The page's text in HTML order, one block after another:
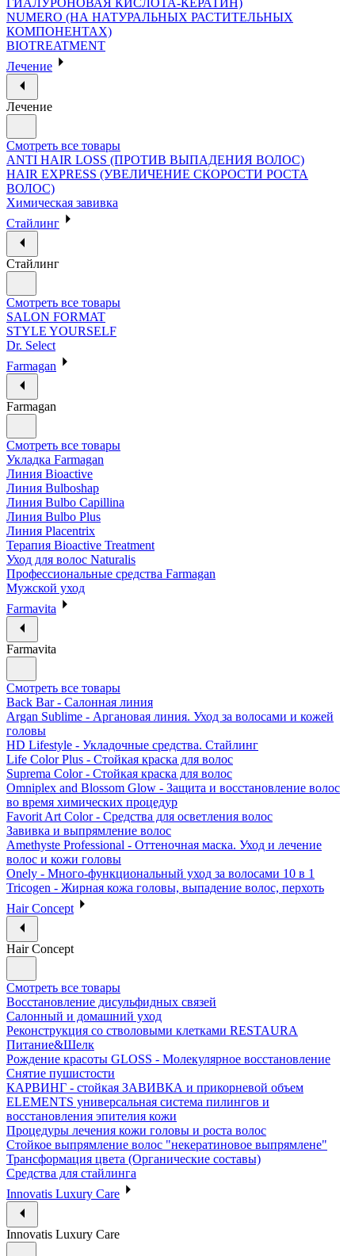
NUMERO (НА НАТУРАЛЬНЫХ РАСТИТЕЛЬНЫХ
КОМПОНЕНТАХ)
BIOTREATMENT
Лечение
Лечение
Смотреть все товары
ANTI HAIR LOSS (ПРОТИВ ВЫПАДЕНИЯ ВОЛОС)
HAIR EXPRESS (УВЕЛИЧЕНИЕ СКОРОСТИ РОСТА
ВОЛОС)
Химическая завивка
Стайлинг
Стайлинг
Смотреть все товары
SALON FORMAT
STYLE YOURSELF
Dr. Select
Farmagan
Farmagan
Смотреть все товары
Укладка Farmagan
Линия Bioactive
Линия Bulboshap
Линия Bulbo Capillina
Линия Bulbo Plus
Линия Placentrix
Терапия Bioactive Treatment
Уход для волос Naturalis
Профессиональные средства Farmagan
Мужской уход
Farmavita
Farmavita
Смотреть все товары
Back Bar - Салонная линия
Argan Sublime - Аргановая линия. Уход за волосами и кожей
головы
HD Lifestyle - Укладочные средства. Стайлинг
Life Color Plus - Стойкая краска для волос
Suprema Color - Стойкая краска для волос
Omniplex and Blossom Glow - Защита и восстановление волос
во время химических процедур
Favorit Art Color - Средства для осветления волос
Завивка и выпрямление волос
Amethyste Professional - Оттеночная маска. Уход и лечение
волос и кожи головы
Onely - Много-функциональный уход за волосами 10 в 1
Tricogen - Жирная кожа головы, выпадение волос, перхоть
Hair Concept
Hair Concept
Смотреть все товары
Восстановление дисульфидных связей
Салонный и домашний уход
Реконструкция со стволовыми клетками RESTAURA
Питание&Шелк
Рождение красоты GLOSS - Молекулярное восстановление
Снятие пушистости
КАРВИНГ - стойкая ЗАВИВКА и прикорневой объем
ELEMENTS универсальная система пилингов и
восстановления эпителия кожи
Процедуры лечения кожи головы и роста волос
Стойкое выпрямление волос "некератиновое выпрямлене"
Трансформация цвета (Органические составы)
Средства для стайлинга
Innovatis Luxury Care
Innovatis Luxury Care